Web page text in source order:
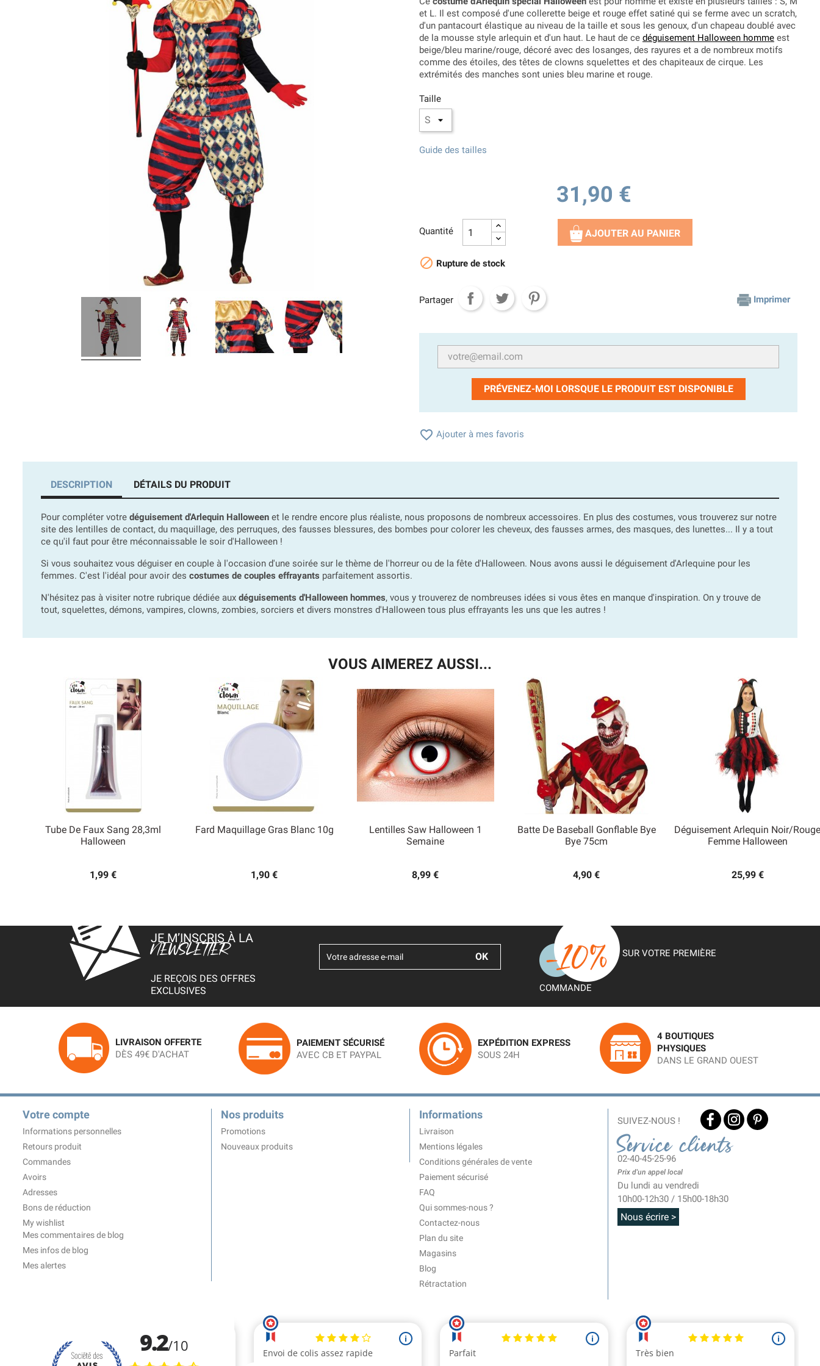
et L. Il est composé d'une collerette beige et rouge effet satiné qui se ferme avec un scratch,
d'un pantacourt élastique au niveau de la taille et sous les genoux, d'un chapeau doublé avec
de la mousse style arlequin et d'un haut. Le haut de ce déguisement Halloween homme est
beige/bleu marine/rouge, décoré avec des losanges, des rayures et a de nombreux motifs
comme des étoiles, des têtes de clowns squelettes et des chapiteaux de cirque. Les
extrémités des manches sont unies bleu marine et rouge.
Taille
Guide des tailles
31,90 €
Quantité AJOUTER AU PANIER
 Rupture de stock
Partager Imprimer
PRÉVENEZ-MOI LORSQUE LE PRODUIT EST DISPONIBLE
 Ajouter à mes favoris
DESCRIPTION DÉTAILS DU PRODUIT
Pour compléter votre déguisement d'Arlequin Halloween et le rendre encore plus réaliste, nous proposons de nombreux accessoires. En plus des costumes, vous trouverez sur notre
site des lentilles de contact, du maquillage, des perruques, des fausses blessures, des bombes pour colorer les cheveux, des fausses armes, des masques, des lunettes... Il y a tout
ce qu'il faut pour être méconnaissable le soir d'Halloween !
Si vous souhaitez vous déguiser en couple à l'occasion d'une soirée sur le thème de l'horreur ou de la fête d'Halloween. Nous avons aussi le déguisement d'Arlequine pour les
femmes. C'est l'idéal pour avoir des costumes de couples effrayants parfaitement assortis.
N'hésitez pas à visiter notre rubrique dédiée aux déguisements d'Halloween hommes, vous y trouverez de nombreuses idées si vous êtes en manque d'inspiration. On y trouve de
tout, squelettes, démons, vampires, clowns, zombies, sorciers et divers monstres d'Halloween tous plus effrayants les uns que les autres !
VOUS AIMEREZ AUSSI...
Tube De Faux Sang 28,3ml
Halloween
1,99 €
Aperçu rapide
Fard Maquillage Gras Blanc 10g
1,90 €
Lentilles Saw Halloween 1
Semaine
8,99 €
Aperçu rapide
Batte De Baseball Gonflable Bye
Bye 75cm
4,90 €
Aperçu rapide
Déguisement Arlequin Noir/rouge
Femme Halloween
25,99 €
Aperçu rapide
JE M’INSCRIS À LA
NEWSLETTER
JE REÇOIS DES OFFRES
EXCLUSIVES
SUR VOTRE PREMIÈRE
COMMANDE
LIVRAISON OFFERTE
DÈS 49€ D'ACHAT
PAIEMENT SÉCURISÉ
AVEC CB ET PAYPAL
EXPÉDITION EXPRESS
SOUS 24H
4 BOUTIQUES
PHYSIQUES
DANS LE GRAND OUEST
Votre compte
Informations personnelles
Retours produit
Commandes
Avoirs
Adresses
Bons de réduction
My wishlist
Mes commentaires de blog
Mes infos de blog
Mes alertes
Nos produits
Promotions
Nouveaux produits
Informations
Livraison
Mentions légales
Conditions générales de vente
Paiement sécurisé
FAQ
Qui sommes-nous ?
Contactez-nous
Plan du site
Magasins
Blog
Rétractation
SUIVEZ-NOUS !
Service clients
02-40-45-25-96
Prix d'un appel local
Du lundi au vendredi
10h00-12h30 / 15h00-18h30
Nous écrire >